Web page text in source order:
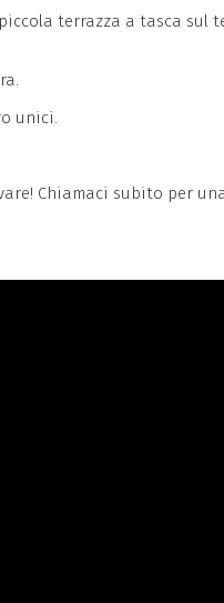
terrazza a tasca sul
unici.
Chiamaci subito per